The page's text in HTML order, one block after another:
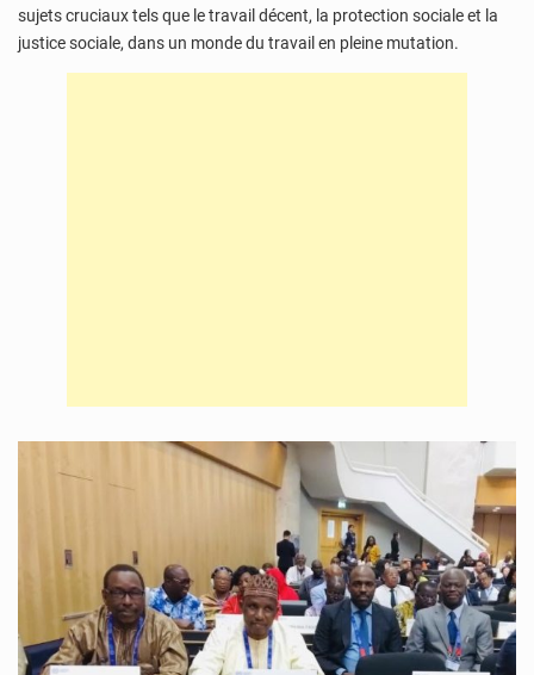
sujets cruciaux tels que le travail décent, la protection sociale et la
justice sociale, dans un monde du travail en pleine mutation.